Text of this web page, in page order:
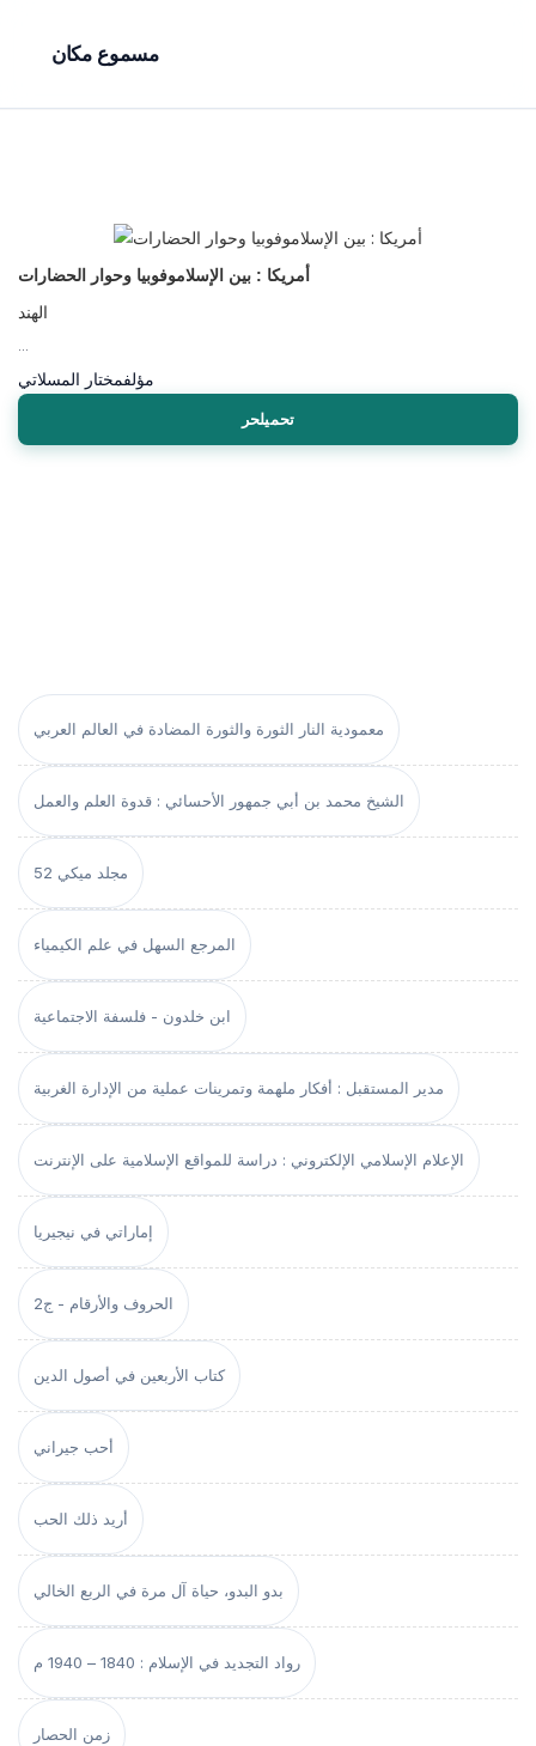
مسموع مكان
معمودية النار الثورة والثورة المضادة في العالم العربي
الشيخ محمد بن أبي جمهور الأحسائي : قدوة العلم والعمل
مجلد ميكي 52
المرجع السهل في علم الكيمياء
ابن خلدون - فلسفة الاجتماعية
مدير المستقبل : أفكار ملهمة وتمرينات عملية من الإدارة الغربية
الإعلام الإسلامي الإلكتروني : دراسة للمواقع الإسلامية على الإنترنت
إماراتي في نيجيريا
الحروف والأرقام - ج2
كتاب الأربعين في أصول الدين
أحب جيراني
أريد ذلك الحب
بدو البدو، حياة آل مرة في الربع الخالي
رواد التجديد في الإسلام : 1840 – 1940 م
زمن الحصار
أمريكا : بين الإسلاموفوبيا وحوار الحضارات
الهند
مؤلفمختار المسلاتي
تحميلحر